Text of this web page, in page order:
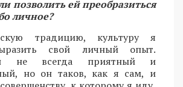
позволить ей преобразиться
личное?
традицию, культуру я
свой личный опыт.
не всегда приятный и
но он таков, как я сам, и